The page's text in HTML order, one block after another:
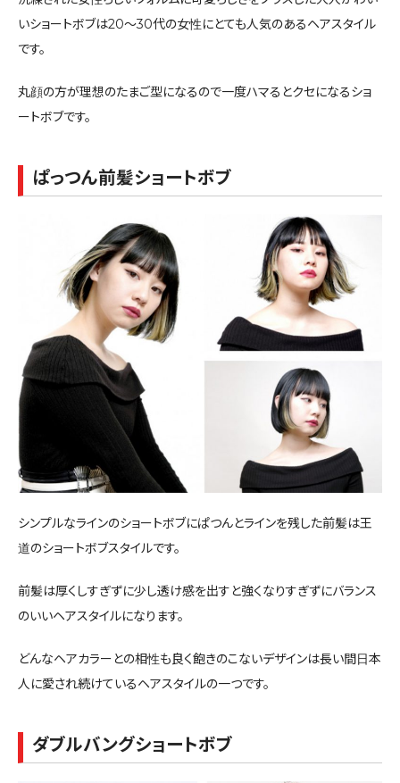
いショートボブは20〜30代の女性にとても人気のあるヘアスタイル
です。
丸顔の方が理想のたまご型になるので一度ハマるとクセになるショ
ートボブです。
ぱっつん前髪ショートボブ
シンプルなラインのショートボブにぱつんとラインを残した前髪は王
道のショートボブスタイルです。
前髪は厚くしすぎずに少し透け感を出すと強くなりすぎずにバランス
のいいヘアスタイルになります。
どんなヘアカラーとの相性も良く飽きのこないデザインは長い間日本
人に愛され続けているヘアスタイルの一つです。
ダブルバングショートボブ